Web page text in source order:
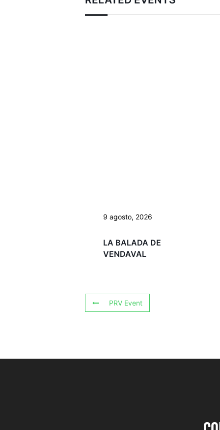
9 agosto, 2026
LA BALADA DE
VENDAVAL
PRV Event